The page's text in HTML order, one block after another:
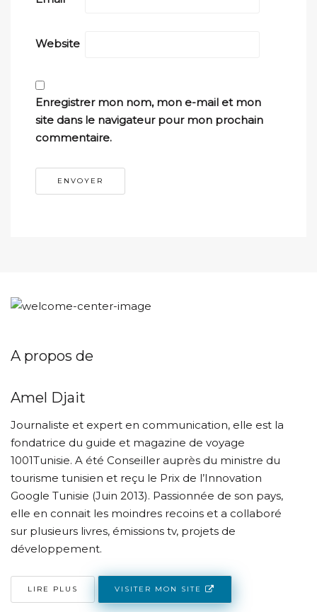
Website
Enregistrer mon nom, mon e-mail et mon
site dans le navigateur pour mon prochain
commentaire.
A propos de
Amel Djait
Journaliste et expert en communication, elle est la
fondatrice du guide et magazine de voyage
1001Tunisie. A été Conseiller auprès du ministre du
tourisme tunisien et reçu le Prix de l’Innovation
Google Tunisie (Juin 2013). Passionnée de son pays,
elle en connait les moindres recoins et a collaboré
sur plusieurs livres, émissions tv, projets de
développement.
LIRE PLUS VISITER MON SITE